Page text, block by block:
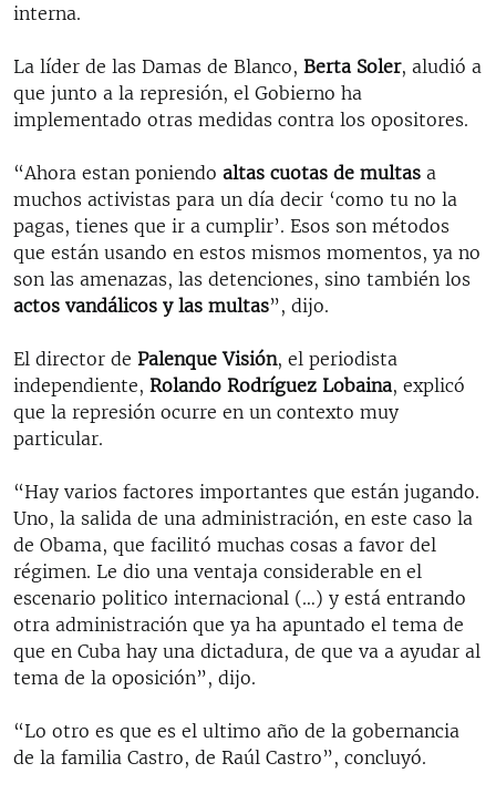
interna.
La líder de las Damas de Blanco, Berta Soler, aludió a
que junto a la represión, el Gobierno ha
implementado otras medidas contra los opositores.
“Ahora estan poniendo altas cuotas de multas a
muchos activistas para un día decir ‘como tu no la
pagas, tienes que ir a cumplir’. Esos son métodos
que están usando en estos mismos momentos, ya no
son las amenazas, las detenciones, sino también los
actos vandálicos y las multas”, dijo.
El director de Palenque Visión, el periodista
independiente, Rolando Rodríguez Lobaina, explicó
que la represión ocurre en un contexto muy
particular.
“Hay varios factores importantes que están jugando.
Uno, la salida de una administración, en este caso la
de Obama, que facilitó muchas cosas a favor del
régimen. Le dio una ventaja considerable en el
escenario politico internacional (…) y está entrando
otra administración que ya ha apuntado el tema de
que en Cuba hay una dictadura, de que va a ayudar al
tema de la oposición”, dijo.
“Lo otro es que es el ultimo año de la gobernancia
de la familia Castro, de Raúl Castro”, concluyó.